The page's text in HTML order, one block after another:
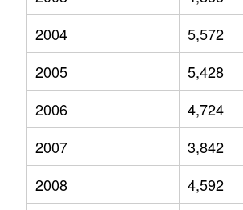
2004
5,572
2005
5,428
2006
4,724
2007
3,842
2008
4,592